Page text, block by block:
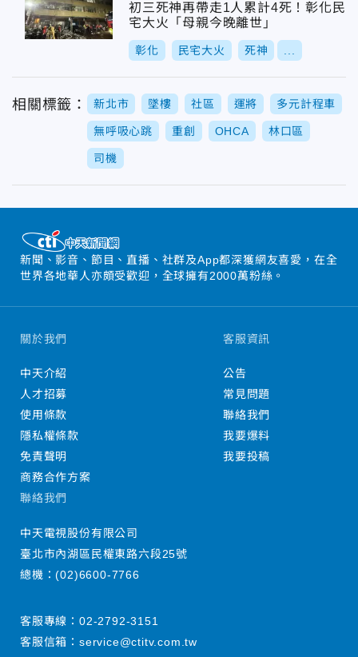
初三死神再帶走1人累計4死！彰化民
宅大火「母親今晚離世」
彰化 民宅大火 死神
相關標籤： 新北市 墜樓 社區 運將 多元計程車
無呼吸心跳 重創 OHCA 林口區
司機
新聞、影音、節目、直播、社群及App都深獲網友喜愛，在全
世界各地華人亦頗受歡迎，全球擁有2000萬粉絲。
關於我們
中天介紹
人才招募
使用條款
隱私權條款
免責聲明
商務合作方案
客服資訊
公告
常見問題
聯絡我們
我要爆料
我要投稿
聯絡我們
中天電視股份有限公司
臺北市內湖區民權東路六段25號
總機：(02)6600-7766
客服專線： 02-2792-3151
客服信箱： service@ctitv.com.tw